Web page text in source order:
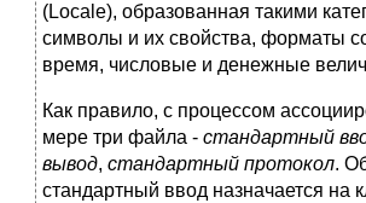
(Locale), образованная такими
символы и их свойства, форматы
время, числовые и денежные
Как правило, с процессом
мере три файла - стандартный
вывод, стандартный протокол.
стандартный ввод назначается на